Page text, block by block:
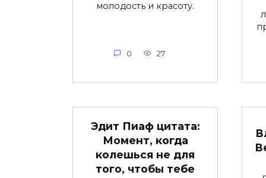
молодость и красоту.
0 27
Эдит Пиаф цитата:
Момент, когда
колешься не для
того, чтобы тебе